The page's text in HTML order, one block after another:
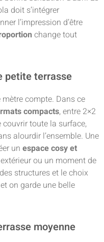
doit s’intégrer
l’impression d’être
change tout
petite terrasse
compte. Dans ce
compacts, entre 2×2
couvrir toute la surface,
alourdir l’ensemble. Une
un espace cosy et
ou un moment de
structures et le choix
on garde une belle
moyenne